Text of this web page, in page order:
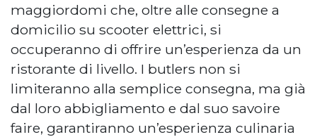
maggiordomi che, oltre alle consegne a
domicilio su scooter elettrici, si
occuperanno di offrire un’esperienza da un
ristorante di livello. I butlers non si
limiteranno alla semplice consegna, ma già
dal loro abbigliamento e dal suo savoire
faire, garantiranno un’esperienza culinaria